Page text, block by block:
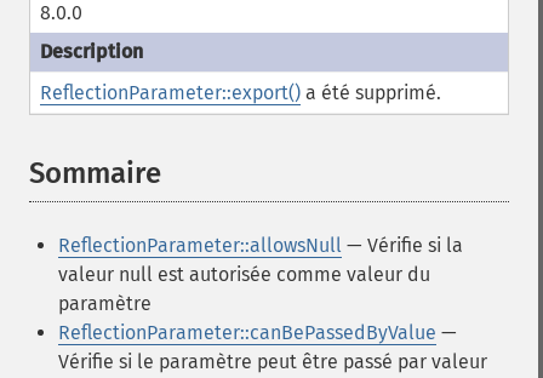
8.0.0
ReflectionParameter::export() a été supprimé.
Sommaire
ReflectionParameter::allowsNull — Vérifie si la
valeur null est autorisée comme valeur du
paramètre
ReflectionParameter::canBePassedByValue —
Vérifie si le paramètre peut être passé par valeur